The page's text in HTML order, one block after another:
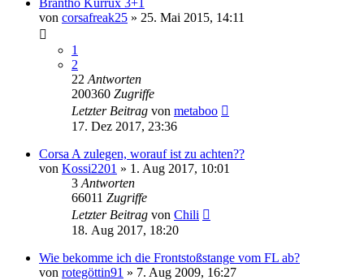
von corsafreak25 » 25. Mai 2015, 14:11
1
2
22 Antworten
200360 Zugriffe
Letzter Beitrag von metaboo
17. Dez 2017, 23:36
Corsa A zulegen, worauf ist zu achten??
von Kossi2201 » 1. Aug 2017, 10:01
3 Antworten
66011 Zugriffe
Letzter Beitrag von Chili
18. Aug 2017, 18:20
Wie bekomme ich die Frontstoßstange vom FL ab?
von rotegöttin91 » 7. Aug 2009, 16:27